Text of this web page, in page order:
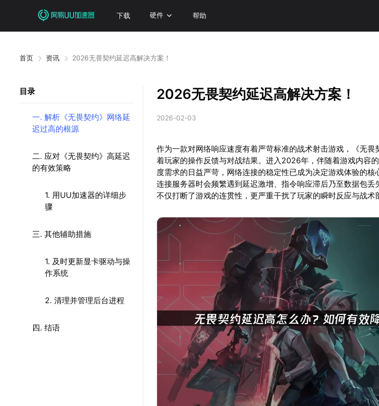
下载 硬件 帮助
首页 资讯 2026无畏契约延迟高解决方案！
目录
一. 解析《无畏契约》网络延
迟过高的根源
二. 应对《无畏契约》高延迟
的有效策略
1. 用UU加速器的详细步
骤
三. 其他辅助措施
1. 及时更新显卡驱动与操
作系统
2. 清理并管理后台进程
四. 结语
2026无畏契约延迟高解决方案！
2026-02-03
作为一款对网络响应速度有着严苛标准的战术射击游戏，《无畏
着玩家的操作反馈与对战结果。进入2026年，伴随着游戏内容
度需求的日益严苛，网络连接的稳定性已成为决定游戏体验的
连接服务器时会频繁遇到延迟激增、指令响应滞后乃至数据包丢
不仅打断了游戏的连贯性，更严重干扰了玩家的瞬时反应与战术